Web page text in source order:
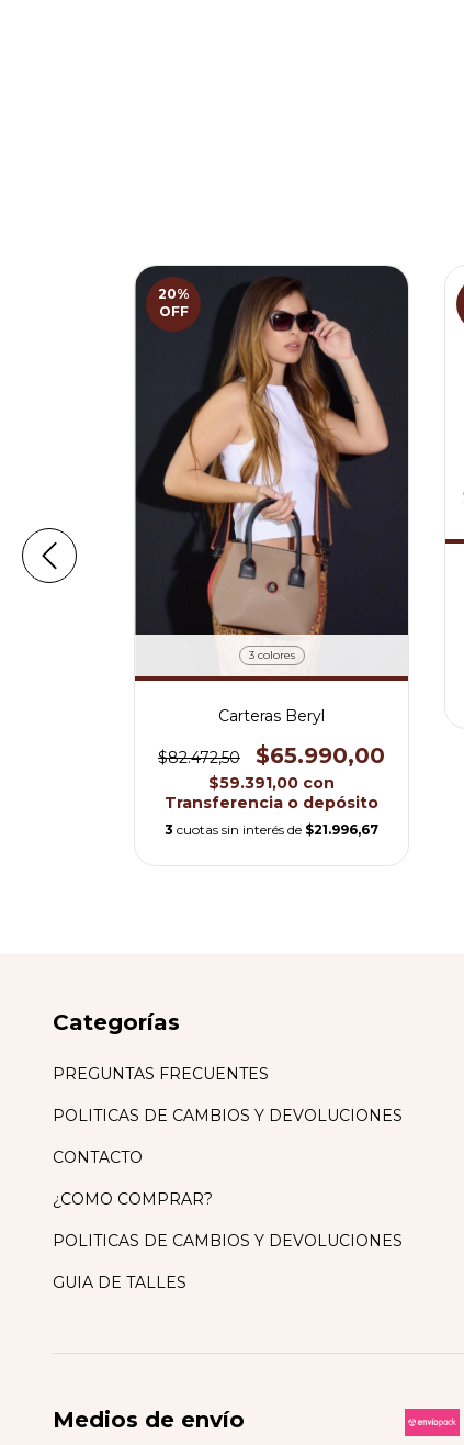
20%
OFF
3 colores
Carteras Beryl
$82.472,50 $65.990,00
$59.391,00 con
Transferencia o depósito
3 cuotas sin interés de $21.996,67
Categorías
PREGUNTAS FRECUENTES
POLITICAS DE CAMBIOS Y DEVOLUCIONES
CONTACTO
¿COMO COMPRAR?
POLITICAS DE CAMBIOS Y DEVOLUCIONES
GUIA DE TALLES
Medios de envío